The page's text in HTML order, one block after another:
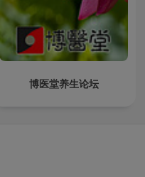
博医堂养生论坛